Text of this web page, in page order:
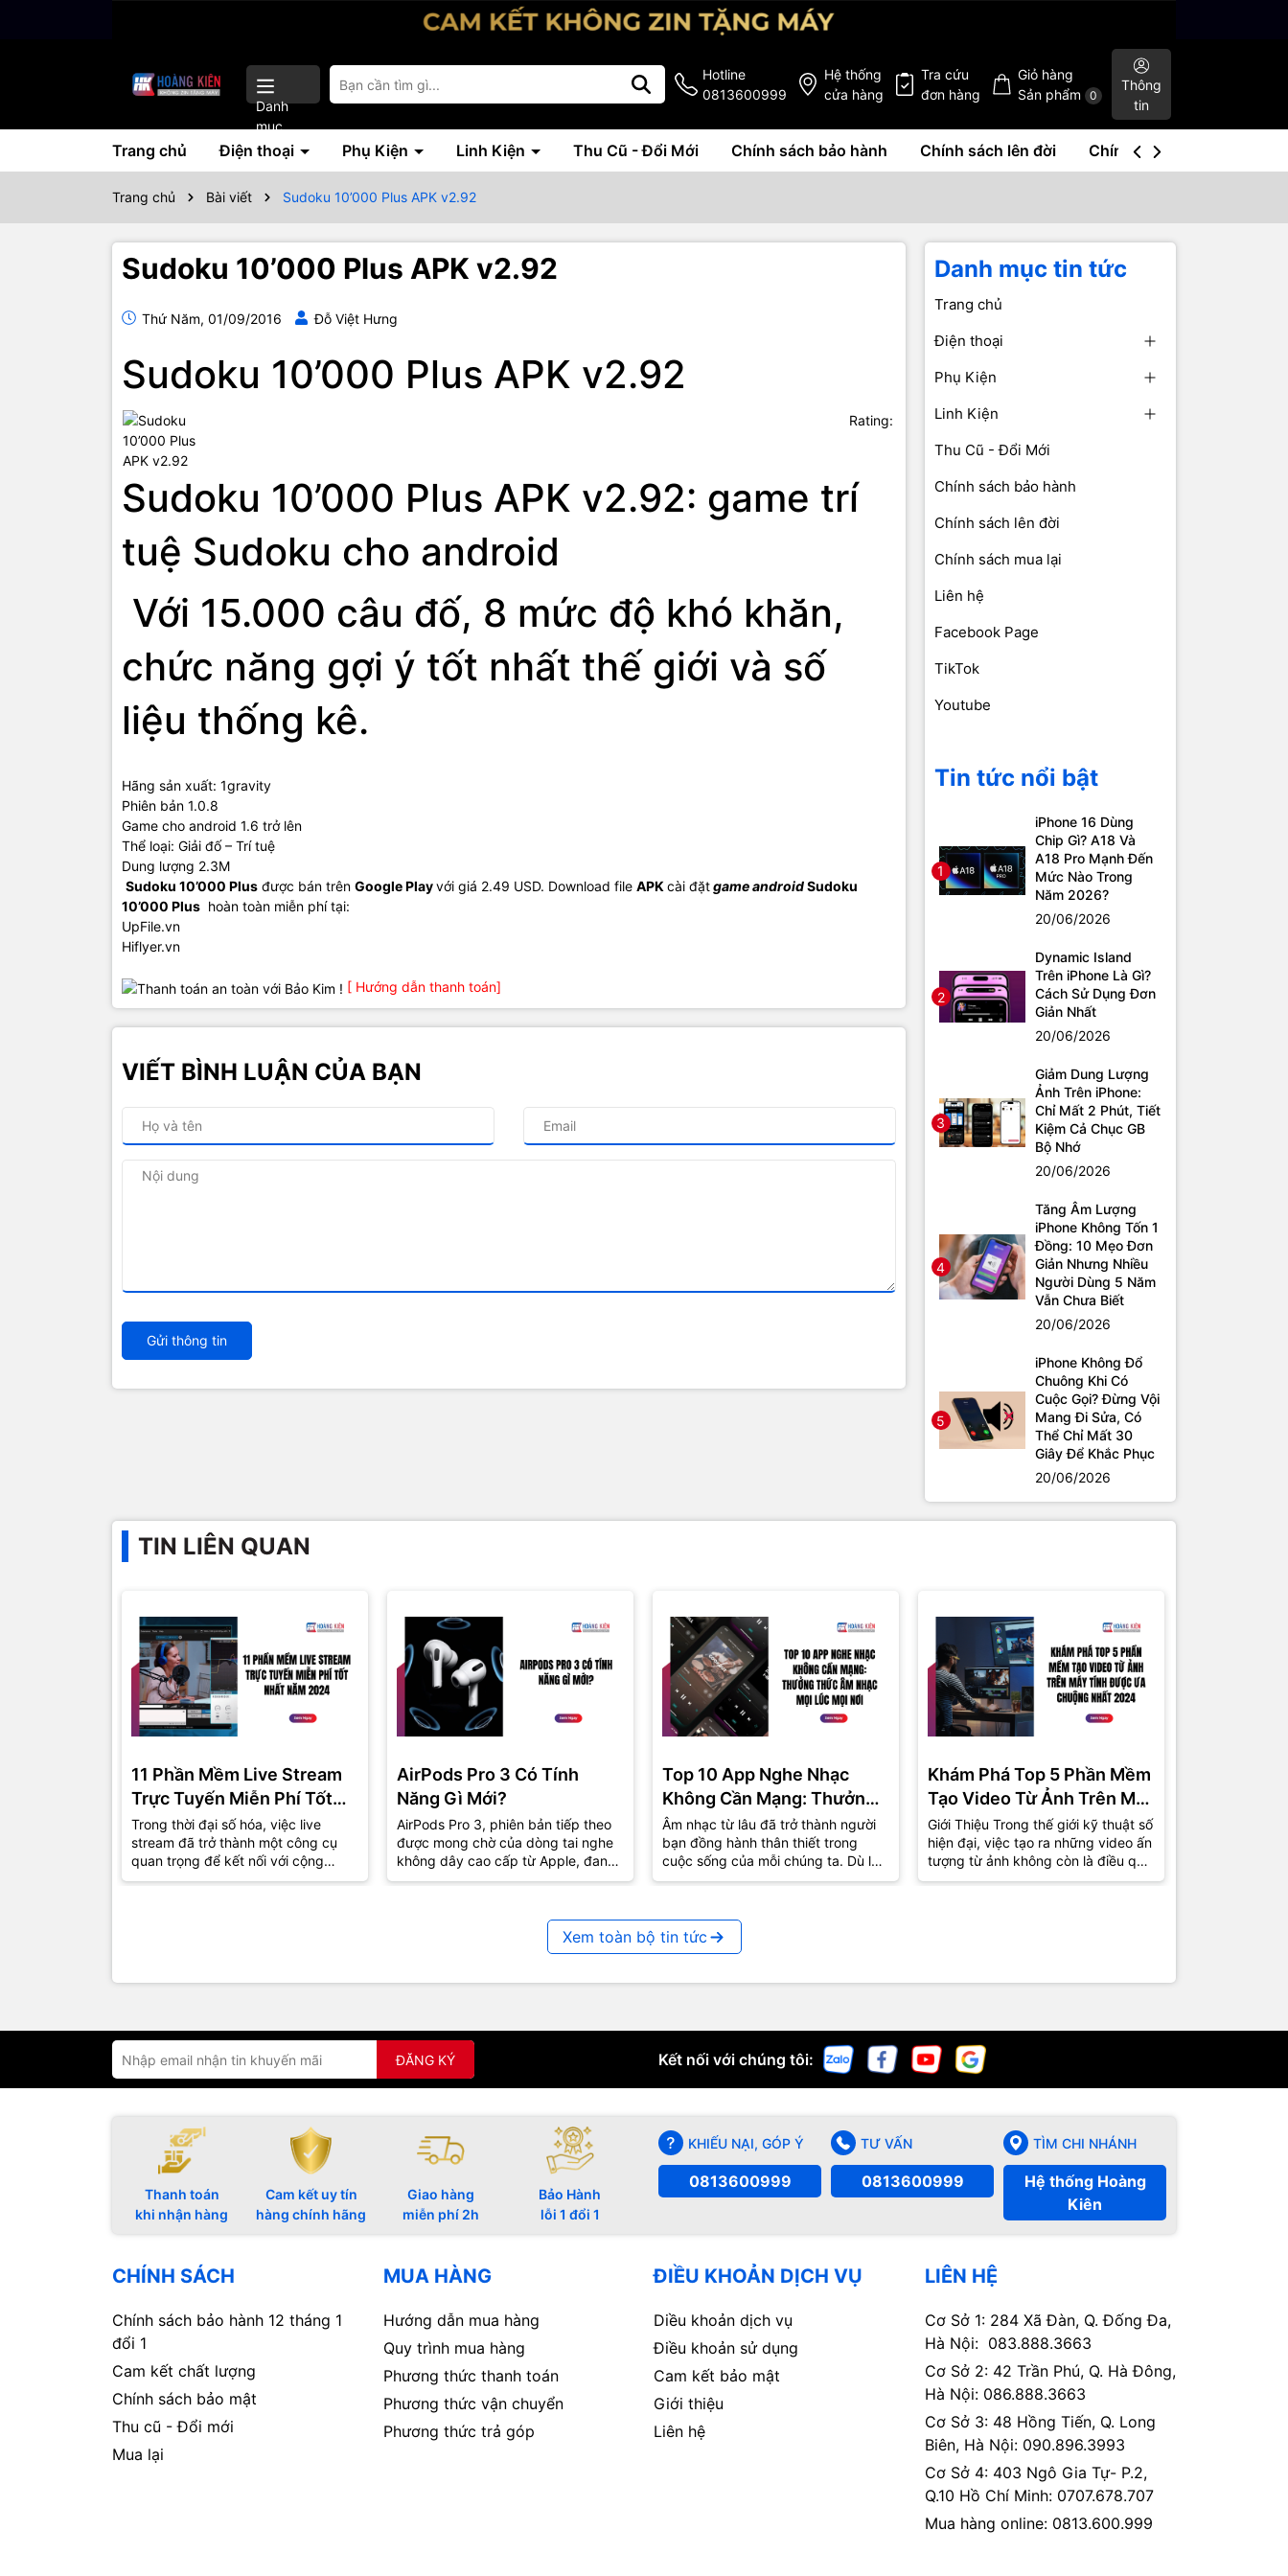
Danh
mục
Hotline
0813600999
Hệ thống
cửa hàng
Tra cứu
đơn hàng
Giỏ hàng
Sản phẩm
0
Thông
tin
Trang chủ Điện thoại Phụ Kiện Linh Kiện Thu Cũ - Đổi Mới Chính sách bảo hành Chính sách lên đời Chính sách mua lại
Trang chủ Bài viết Sudoku 10’000 Plus APK v2.92
Sudoku 10’000 Plus APK v2.92
Thứ Năm, 01/09/2016 Đỗ Việt Hưng
Sudoku 10’000 Plus APK v2.92
Rating:
Sudoku 10’000 Plus APK v2.92: game trí
tuệ Sudoku cho android
Với 15.000 câu đố, 8 mức độ khó khăn,
chức năng gợi ý tốt nhất thế giới và số
liệu thống kê.
Hãng sản xuất: 1gravity
Phiên bản 1.0.8
Game cho android 1.6 trở lên
Thể loại: Giải đố – Trí tuệ
Dung lượng 2.3M
Sudoku 10’000 Plus được bán trên Google Playvới giá 2.49 USD. Download file APK cài đặtgame androidSudoku
10’000 Plus hoàn toàn miễn phí tại:
UpFile.vn
Hiflyer.vn
[ Hướng dẫn thanh toán]
VIẾT BÌNH LUẬN CỦA BẠN
Gửi thông tin
Danh mục tin tức
Trang chủ
Điện thoại
Phụ Kiện
Linh Kiện
Thu Cũ - Đổi Mới
Chính sách bảo hành
Chính sách lên đời
Chính sách mua lại
Liên hệ
Facebook Page
TikTok
Youtube
Tin tức nổi bật
1
iPhone 16 Dùng
Chip Gì? A18 Và
A18 Pro Mạnh Đến
Mức Nào Trong
Năm 2026?
20/06/2026
2
Dynamic Island
Trên iPhone Là Gì?
Cách Sử Dụng Đơn
Giản Nhất
20/06/2026
3
Giảm Dung Lượng
Ảnh Trên iPhone:
Chỉ Mất 2 Phút, Tiết
Kiệm Cả Chục GB
Bộ Nhớ
20/06/2026
4
Tăng Âm Lượng
iPhone Không Tốn 1
Đồng: 10 Mẹo Đơn
Giản Nhưng Nhiều
Người Dùng 5 Năm
Vẫn Chưa Biết
20/06/2026
5
iPhone Không Đổ
Chuông Khi Có
Cuộc Gọi? Đừng Vội
Mang Đi Sửa, Có
Thể Chỉ Mất 30
Giây Để Khắc Phục
20/06/2026
TIN LIÊN QUAN
11 Phần Mềm Live Stream
Trực Tuyến Miễn Phí Tốt
Nhất Năm 2024
Trong thời đại số hóa, việc live
stream đã trở thành một công cụ
quan trọng để kết nối với cộng
đồng và khán giả. Dù bạn là một
AirPods Pro 3 Có Tính
Năng Gì Mới?
AirPods Pro 3, phiên bản tiếp theo
được mong chờ của dòng tai nghe
không dây cao cấp từ Apple, đang
thu hút sự quan tâm lớn từ cộng
Top 10 App Nghe Nhạc
Không Cần Mạng: Thưởng
Thức Âm Nhạc Mọi Nơi
Âm nhạc từ lâu đã trở thành người
bạn đồng hành thân thiết trong
cuộc sống của mỗi chúng ta. Dù là
lúc vui hay buồn, âm nhạc luôn
Khám Phá Top 5 Phần Mềm
Tạo Video Từ Ảnh Trên Máy
Tính Được Ưa Chuộng Nhất
2024
Giới Thiệu Trong thế giới kỹ thuật số
hiện đại, việc tạo ra những video ấn
tượng từ ảnh không còn là điều quá
xa lạ. Từ những bức ảnh kỷ...
Xem toàn bộ tin tức
ĐĂNG KÝ Kết nối với chúng tôi:
Thanh toán
khi nhận hàng
Cam kết uy tín
hàng chính hãng
Giao hàng
miễn phí 2h
Bảo Hành
lỗi 1 đổi 1
KHIẾU NẠI, GÓP Ý
0813600999
TƯ VẤN
0813600999
TÌM CHI NHÁNH
Hệ thống Hoàng
Kiên
CHÍNH SÁCH
Chính sách bảo hành 12 tháng 1
đổi 1
Cam kết chất lượng
Chính sách bảo mật
Thu cũ - Đổi mới
Mua lại
MUA HÀNG
Hướng dẫn mua hàng
Quy trình mua hàng
Phương thức thanh toán
Phương thức vận chuyển
Phương thức trả góp
ĐIỀU KHOẢN DỊCH VỤ
Diều khoản dịch vụ
Điều khoản sử dụng
Cam kết bảo mật
Giới thiệu
Liên hệ
LIÊN HỆ
Cơ Sở 1: 284 Xã Đàn, Q. Đống Đa,
Hà Nội: 083.888.3663
Cơ Sở 2: 42 Trần Phú, Q. Hà Đông,
Hà Nội: 086.888.3663
Cơ Sở 3: 48 Hồng Tiến, Q. Long
Biên, Hà Nội: 090.896.3993
Cơ Sở 4: 403 Ngô Gia Tự- P.2,
Q.10 Hồ Chí Minh: 0707.678.707
Mua hàng online: 0813.600.999